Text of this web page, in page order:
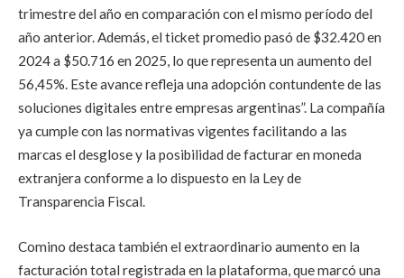
trimestre del año en comparación con el mismo período del
año anterior. Además, el ticket promedio pasó de $32.420 en
2024 a $50.716 en 2025, lo que representa un aumento del
56,45%. Este avance refleja una adopción contundente de las
soluciones digitales entre empresas argentinas”. La compañía
ya cumple con las normativas vigentes facilitando a las
marcas el desglose y la posibilidad de facturar en moneda
extranjera conforme a lo dispuesto en la Ley de
Transparencia Fiscal.
Comino destaca también el extraordinario aumento en la
facturación total registrada en la plataforma, que marcó una